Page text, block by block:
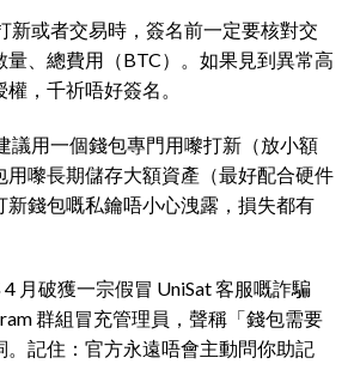
新或者交易時，簽名前一定要核對交
量、總費用（BTC）。如果見到異常高
，千祈唔好簽名。
議用一個錢包專門用嚟打新（放小額
用嚟長期儲存大額資產（最好配合硬件
新錢包嘅私鑰唔小心洩露，損失都有
月破獲一宗假冒 UniSat 客服嘅詐騙
群組冒充管理員，聲稱「錢包需要
。記住：官方永遠唔會主動問你助記